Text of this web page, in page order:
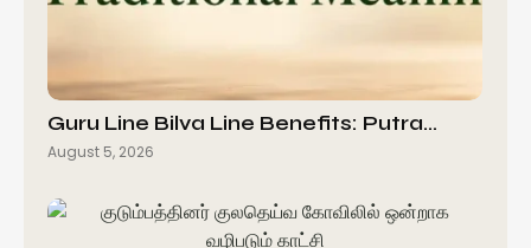
Guru Line Bilva Line Benefits: Putra…
August 5, 2026